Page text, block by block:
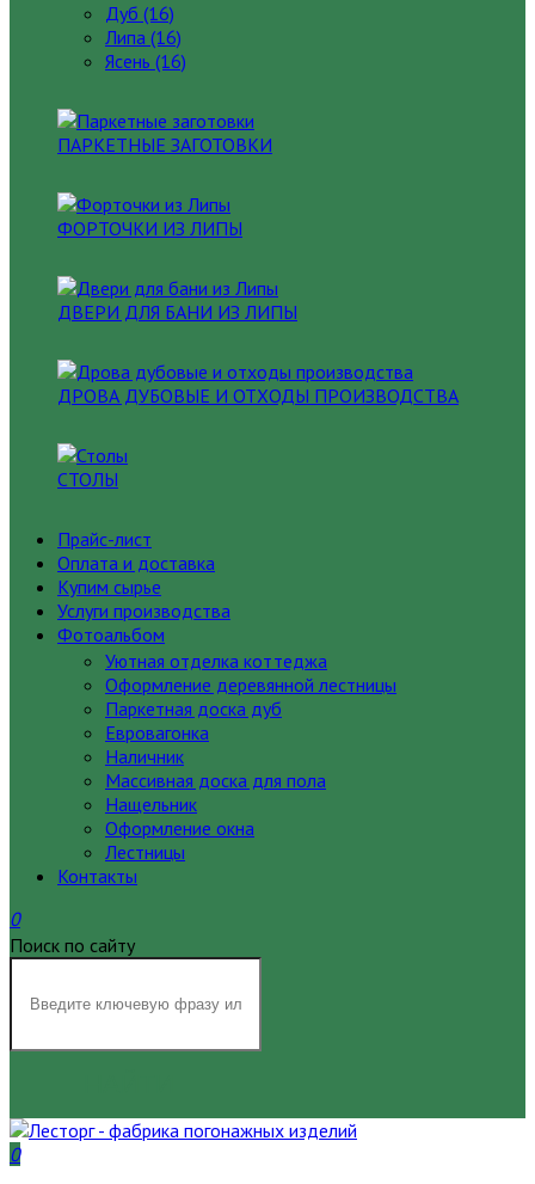
Дуб (16)
Липа (16)
Ясень (16)
ПАРКЕТНЫЕ ЗАГОТОВКИ
ФОРТОЧКИ ИЗ ЛИПЫ
ДВЕРИ ДЛЯ БАНИ ИЗ ЛИПЫ
ДРОВА ДУБОВЫЕ И ОТХОДЫ ПРОИЗВОДСТВА
СТОЛЫ
Прайс-лист
Оплата и доставка
Купим сырье
Услуги производства
Фотоальбом
Уютная отделка коттеджа
Оформление деревянной лестницы
Паркетная доска дуб
Евровагонка
Наличник
Массивная доска для пола
Нащельник
Оформление окна
Лестницы
Контакты
0
Поиск по сайту
0